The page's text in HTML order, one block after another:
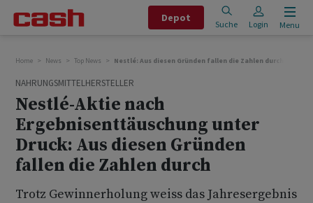
Depot
Suche Login Menu
Home News Top News Nestlé: Aus diesen Gründen fallen die Zahlen durch
NAHRUNGSMITTELHERSTELLER
Nestlé-Aktie nach
Ergebnisenttäuschung unter
Druck: Aus diesen Gründen
fallen die Zahlen durch
Trotz Gewinnerholung weiss das Jahresergebnis